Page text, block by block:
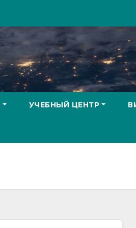
УЧЕБНЫЙ ЦЕНТР